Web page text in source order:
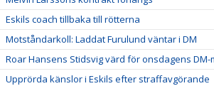
Eskils coach tillbaka till rötterna
Motståndarkoll: Laddat Furulund väntar i DM
Roar Hansens Stidsvig värd för onsdagens DM-
Upprörda känslor i Eskils efter straffavgörande